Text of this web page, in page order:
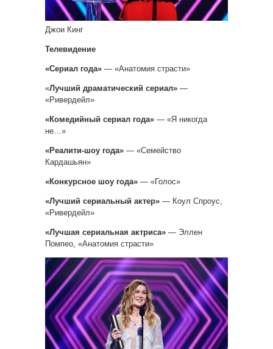
Джои Кинг
Телевидение
«Сериал года» — «Анатомия страсти»
«Лучший драматический сериал» —
«Ривердейл»
«Комедийный сериал года» — «Я никогда
не…»
«Реалити-шоу года» — «Семейство
Кардашьян»
«Конкурсное шоу года» — «Голос»
«Лучший сериальный актер» — Коул Спроус,
«Ривердейл»
«Лучшая сериальная актриса» — Эллен
Помпео, «Анатомия страсти»